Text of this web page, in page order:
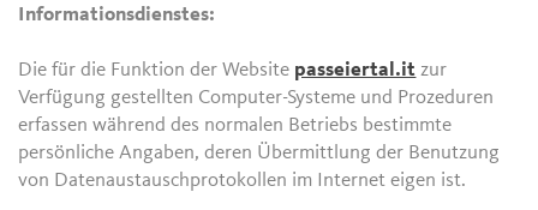
Informationsdienstes:
Die für die Funktion der Website passeiertal.it zur
Verfügung gestellten Computer-Systeme und Prozeduren
erfassen während des normalen Betriebs bestimmte
persönliche Angaben, deren Übermittlung der Benutzung
von Datenaustauschprotokollen im Internet eigen ist.